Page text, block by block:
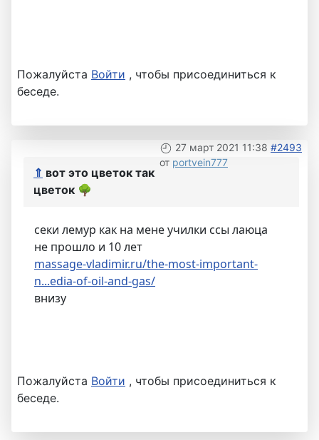
Пожалуйста Войти , чтобы присоединиться к
беседе.
27 март 2021 11:38 #2493
от portvein777
⇑ вот это цветок так
цветок 🌳
секи лемур как на мене училки ссы лаюца
не прошло и 10 лет
massage-vladimir.ru/the-most-important-
n...edia-of-oil-and-gas/
внизу
Пожалуйста Войти , чтобы присоединиться к
беседе.